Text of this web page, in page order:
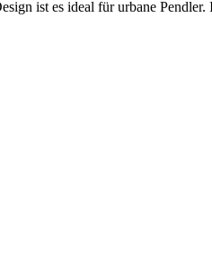
ist es ideal für urbane